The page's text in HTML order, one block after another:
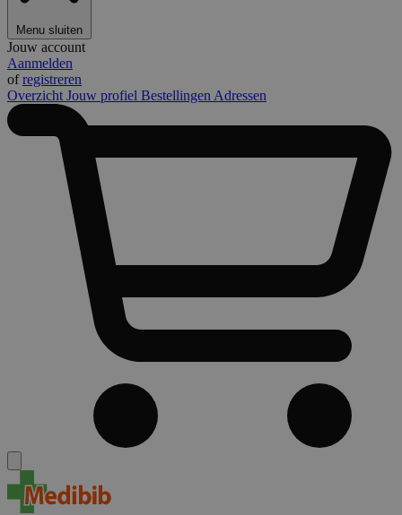
Menu sluiten
Jouw account
Aanmelden
ofregistreren
Overzicht Jouw profiel Bestellingen Adressen